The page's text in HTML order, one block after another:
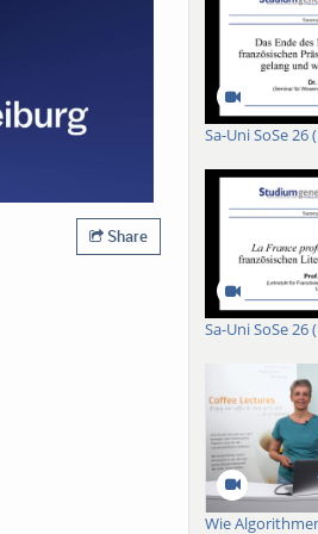
Share
Sa-Uni SoSe 26
Sa-Uni SoSe 26
Wie